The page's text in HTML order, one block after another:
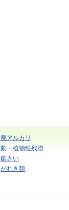
廃アルカリ
動・植物性残渣
鉱さい
がれき類